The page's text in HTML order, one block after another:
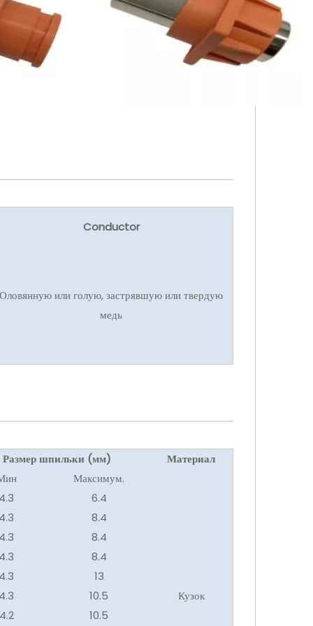
Conductor
Оловянную или голую, застрявшую или твердую
медь
Размер шпильки (мм)
Материал
Максимум.
Кузок
4.3
6.4
4.3
8.4
4.3
8.4
4.3
8.4
4.3
13
4.3
10.5
4.2 10.5